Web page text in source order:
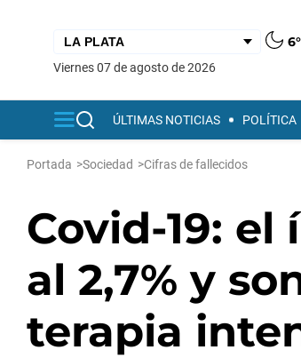
6°
viernes 07 de agosto de 2026
ÚLTIMAS NOTICIAS POLÍTICA
Portada >Sociedad >Cifras de fallecidos
Covid-19:
al 2,7% y
terapia